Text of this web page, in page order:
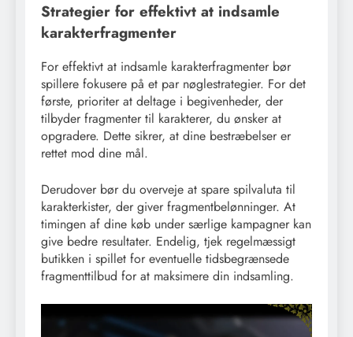
Strategier for effektivt at indsamle
karakterfragmenter
For effektivt at indsamle karakterfragmenter bør
spillere fokusere på et par nøglestrategier. For det
første, prioriter at deltage i begivenheder, der
tilbyder fragmenter til karakterer, du ønsker at
opgradere. Dette sikrer, at dine bestræbelser er
rettet mod dine mål.
Derudover bør du overveje at spare spilvaluta til
karakterkister, der giver fragmentbelønninger. At
timingen af dine køb under særlige kampagner kan
give bedre resultater. Endelig, tjek regelmæssigt
butikken i spillet for eventuelle tidsbegrænsede
fragmenttilbud for at maksimere din indsamling.